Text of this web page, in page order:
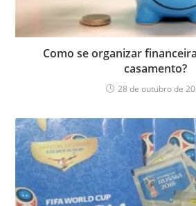
Como se organizar
casamento?
28 de outubro de